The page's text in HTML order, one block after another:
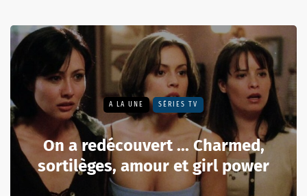
A LA UNE SÉRIES TV
On a redécouvert ... Charmed,
sortilèges, amour et girl power